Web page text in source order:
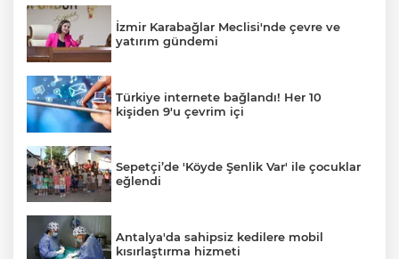
İzmir Karabağlar Meclisi'nde çevre ve
yatırım gündemi
Türkiye internete bağlandı! Her 10
kişiden 9'u çevrim içi
Sepetçi’de 'Köyde Şenlik Var' ile çocuklar
eğlendi
Antalya'da sahipsiz kedilere mobil
kısırlaştırma hizmeti